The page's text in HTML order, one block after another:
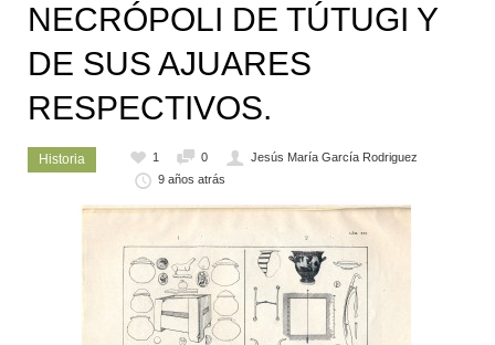
NECRÓPOLI DE TÚTUGI Y
DE SUS AJUARES
RESPECTIVOS.
Historia 1 0
Jesús María García Rodriguez
9 años atrás